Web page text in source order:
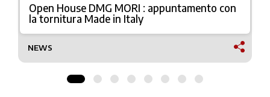
Open House DMG MORI : appuntamento con
la tornitura Made in Italy
NEWS